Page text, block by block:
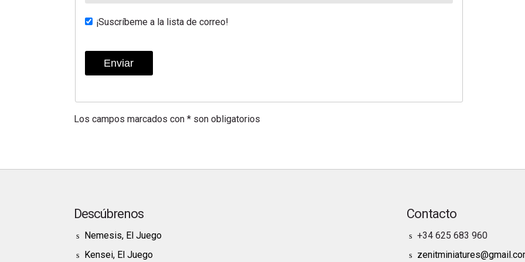
¡Suscríbeme a la lista de correo!
Los campos marcados con * son obligatorios
Descúbrenos
Nemesis, El Juego
Kensei, El Juego
Contacto
+34 625 683 960